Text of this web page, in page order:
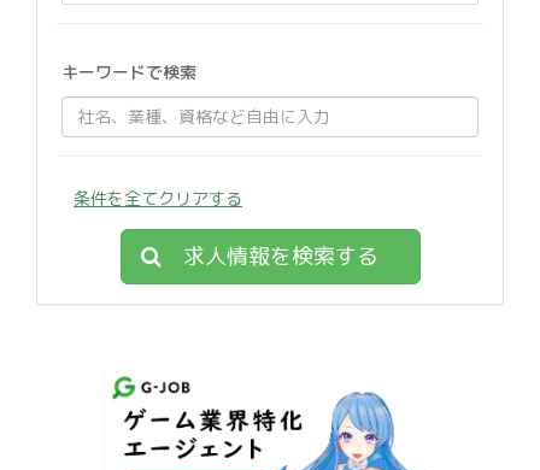
キーワードで検索
条件を全てクリアする
求人情報を検索する